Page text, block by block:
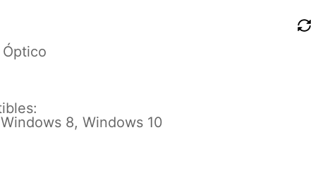
8, Windows 10